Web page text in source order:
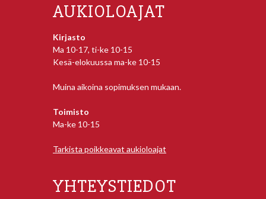
AUKIOLOAJAT
Kirjasto
Ma 10-17, ti-ke 10-15
Kesä-elokuussa ma-ke 10-15
Muina aikoina sopimuksen mukaan.
Toimisto
Ma-ke 10-15
Tarkista poikkeavat aukioloajat
YHTEYSTIEDOT